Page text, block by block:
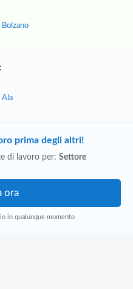
Bolzano
Ala
prima degli altri!
di lavoro per: Settore
in qualunque momento